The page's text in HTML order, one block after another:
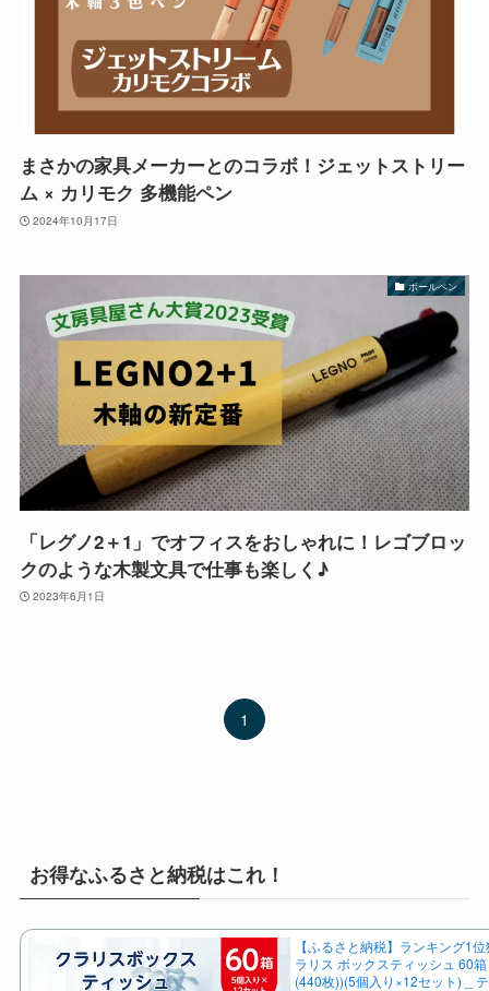
まさかの家具メーカーとのコラボ！ジェットストリー
ム × カリモク 多機能ペン
2024年10月17日
ボールペン
「レグノ2＋1」でオフィスをおしゃれに！レゴブロッ
クのような木製文具で仕事も楽しく♪
2023年6月1日
1
お得なふるさと納税はこれ！
【ふるさと納税】ランキング1
ラリス ボックスティッシュ 60
(440枚))(5個入り×12セット) _